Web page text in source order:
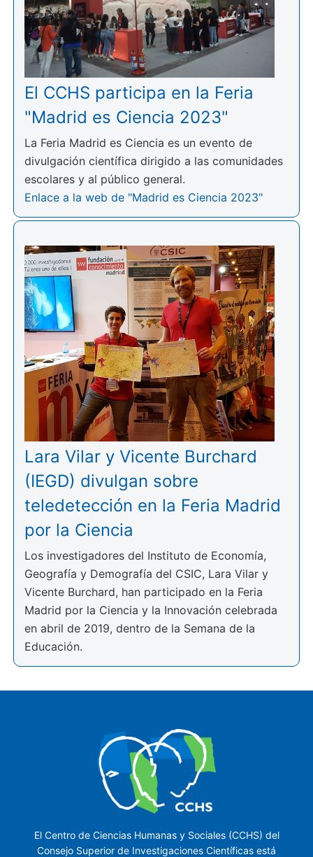
El CCHS participa en la Feria
"Madrid es Ciencia 2023"
La Feria Madrid es Ciencia es un evento de
divulgación científica dirigido a las comunidades
escolares y al público general.
Enlace a la web de "Madrid es Ciencia 2023"
Lara Vilar y Vicente Burchard
(IEGD) divulgan sobre
teledetección en la Feria Madrid
por la Ciencia
Los investigadores del Instituto de Economía,
Geografía y Demografía del CSIC, Lara Vilar y
Vicente Burchard, han participado en la Feria
Madrid por la Ciencia y la Innovación celebrada
en abril de 2019, dentro de la Semana de la
Educación.
El Centro de Ciencias Humanas y Sociales (CCHS) del
Consejo Superior de Investigaciones Científicas está